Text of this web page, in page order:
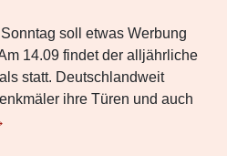
soll etwas Werbung
14.09 findet der alljährliche
statt. Deutschlandweit
ihre Türen und auch